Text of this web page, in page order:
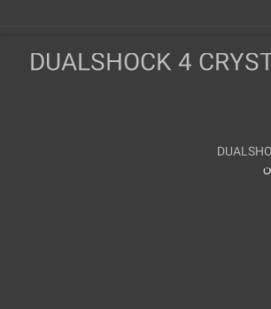
DUALSHOCK 4